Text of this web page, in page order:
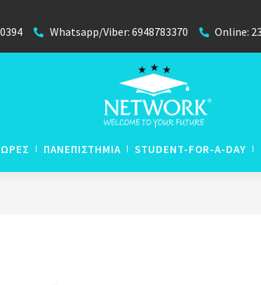
Whatsapp/Viber: 6948783370 Online:
ΠΑΝΕΠΙΣΤΗΜΙΑ STUDENT-FOR-A-DAY